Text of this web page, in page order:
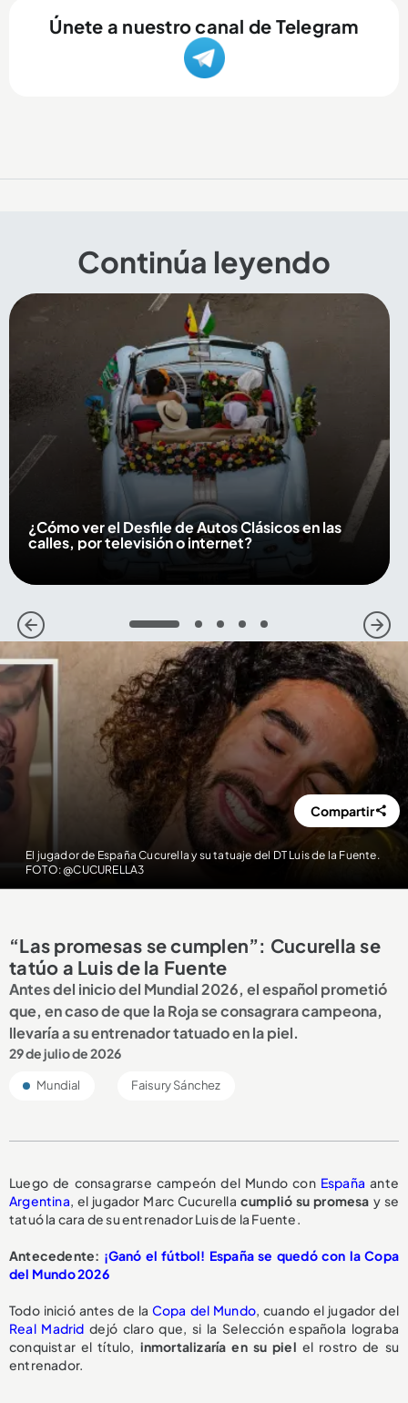
Únete a nuestro canal de Telegram
Continúa leyendo
¿Cómo ver el Desfile de Autos Clásicos en las
calles, por televisión o internet?
1 2 3 4 5
El jugador de España Cucurella y su tatuaje del DT Luis de la Fuente.
FOTO: @CUCURELLA3
Compartir
“Las promesas se cumplen”: Cucurella se
tatúo a Luis de la Fuente
Antes del inicio del Mundial 2026, el español prometió
que, en caso de que la Roja se consagrara campeona,
llevaría a su entrenador tatuado en la piel.
29 de julio de 2026
Mundial Faisury Sánchez
Luego de consagrarse campeón del Mundo con España ante
Argentina , el jugador Marc Cucurella cumplió su promesa y se
tatuó la cara de su entrenador Luis de la Fuente.
Antecedente: ¡Ganó el fútbol! España se quedó con la Copa
del Mundo 2026
Todo inició antes de la Copa del Mundo, cuando el jugador del
Real Madriddejó claro que, si la Selección española lograba
conquistar el título, inmortalizaría en su piel el rostro de su
entrenador.